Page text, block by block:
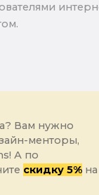
Вам нужно
менторы,
А по
скидку 5%на